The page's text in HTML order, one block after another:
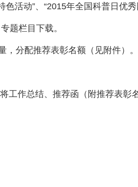
活动”、“2015年全国科普日优
题栏目下载。
分配推荐表彰名额（见附件）。
工作总结、推荐函（附推荐表彰